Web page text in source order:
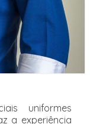
uniformes
a experiência